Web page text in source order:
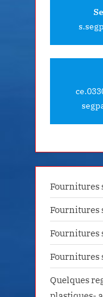
Fournitures
Fournitures
Fournitures
Fournitures
Quelques